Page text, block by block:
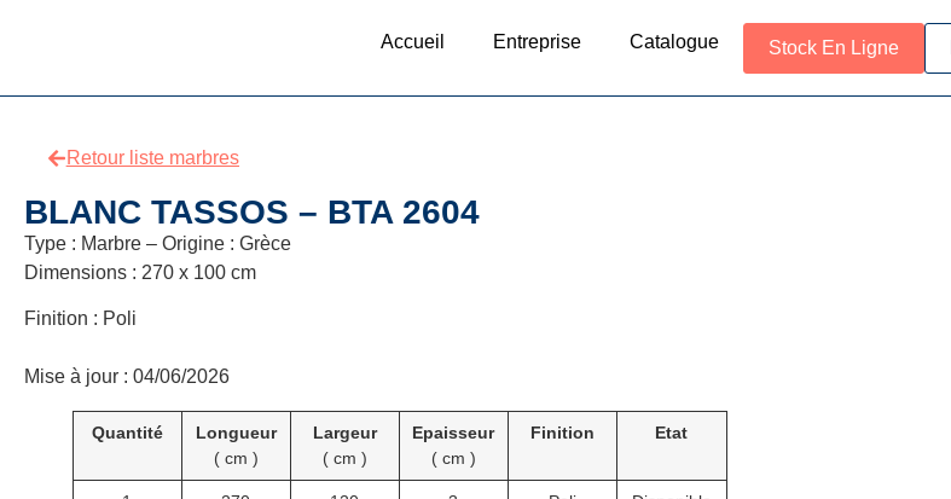
Accueil Entreprise Catalogue Stock En Ligne
Retour liste marbres
BLANC TASSOS – BTA 2604
Type : Marbre – Origine : Grèce
Dimensions : 270 x 100 cm
Finition : Poli
Mise à jour : 04/06/2026
Quantité
Longueur
( cm )
Largeur
( cm )
Epaisseur
( cm )
Finition Etat